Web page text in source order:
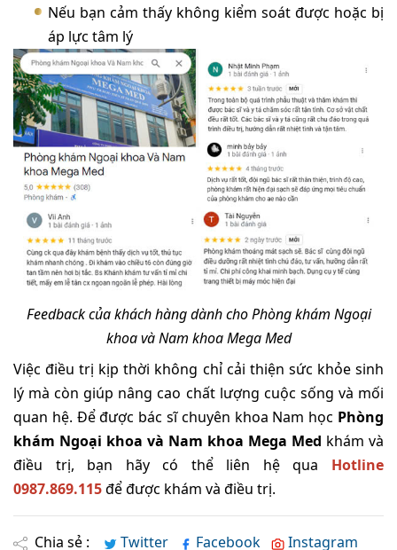
Nếu bạn cảm thấy không kiểm soát được hoặc bị
áp lực tâm lý
Feedback của khách hàng dành cho Phòng khám Ngoại
khoa và Nam khoa Mega Med
Việc điều trị kịp thời không chỉ cải thiện sức khỏe sinh
lý mà còn giúp nâng cao chất lượng cuộc sống và mối
quan hệ. Để được bác sĩ chuyên khoa Nam học Phòng
khám Ngoại khoa và Nam khoa Mega Med khám và
điều trị, bạn hãy có thể liên hệ qua Hotline
0987.869.115để được khám và điều trị.
Chia sẻ : Twitter Facebook Instagram